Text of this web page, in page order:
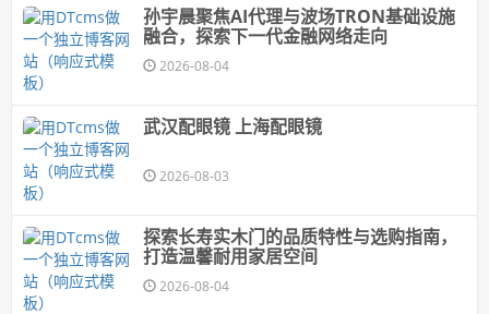
孙宇晨聚焦AI代理与波场TRON基础设施
融合，探索下一代金融网络走向
2026-08-04
武汉配眼镜 上海配眼镜
2026-08-03
探索长寿实木门的品质特性与选购指南，
打造温馨耐用家居空间
2026-08-04